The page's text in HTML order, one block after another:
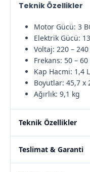
Teknik Özellikler
Motor Gücü: 3
Elektrik Gücü:
Voltaj: 220 – 240
Frekans: 50 – 60
Kap Hacmi: 1,4 L
Boyutlar: 45,7 x
Ağırlık: 9,1 kg
Teknik Özellikler
Teslimat & Garanti